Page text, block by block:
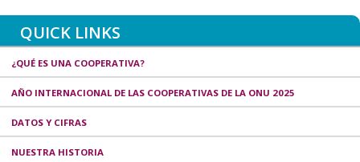
QUICK LINKS
¿QUÉ ES UNA COOPERATIVA?
AÑO INTERNACIONAL DE LAS COOPERATIVAS DE LA ONU 2025
DATOS Y CIFRAS
NUESTRA HISTORIA